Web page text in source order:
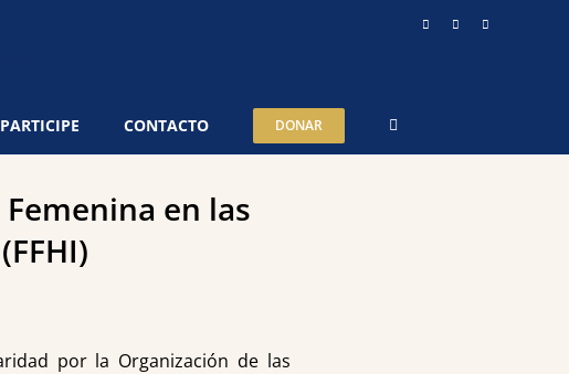
InstagramYouTube
PARTICIPE CONTACTO DONAR
en las
por la Organización de las